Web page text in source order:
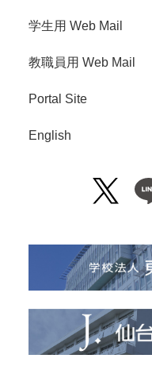
学生用 Web Mail
教職員用 Web Mail
Portal Site
English